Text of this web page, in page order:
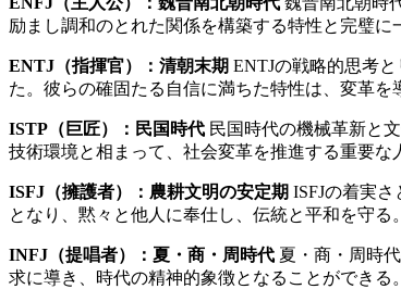
励まし調和のとれた関係を構築する特性と完璧に
ENTJ（指揮官）：清朝末期 ENTJの戦略的思考
た。彼らの確固たる自信に満ちた特性は、変革を
ISTP（巨匠）：民国時代 民国時代の機械革新と
技術環境と相まって、社会変革を推進する重要な
ISFJ（擁護者）：農耕文明の安定期 ISFJの着実
となり、黙々と他人に奉仕し、伝統と平和を守る。
INFJ（提唱者）：夏・商・周時代 夏・商・周時
求に導き、時代の精神的象徴となることができる。